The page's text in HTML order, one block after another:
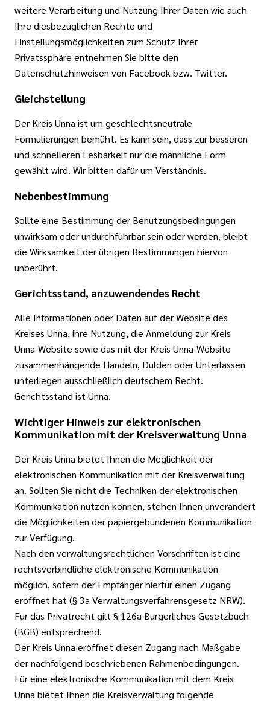
weitere Verarbeitung und Nutzung Ihrer Daten wie auch
Ihre diesbezüglichen Rechte und
Einstellungsmöglichkeiten zum Schutz Ihrer
Privatssphäre entnehmen Sie bitte den
Datenschutzhinweisen von Facebook bzw. Twitter.
Gleichstellung
Der Kreis Unna ist um geschlechtsneutrale
Formulierungen bemüht. Es kann sein, dass zur besseren
und schnelleren Lesbarkeit nur die männliche Form
gewählt wird. Wir bitten dafür um Verständnis.
Nebenbestimmung
Sollte eine Bestimmung der Benutzungsbedingungen
unwirksam oder undurchführbar sein oder werden, bleibt
die Wirksamkeit der übrigen Bestimmungen hiervon
unberührt.
Gerichtsstand, anzuwendendes Recht
Alle Informationen oder Daten auf der Website des
Kreises Unna, ihre Nutzung, die Anmeldung zur Kreis
Unna-Website sowie das mit der Kreis Unna-Website
zusammenhängende Handeln, Dulden oder Unterlassen
unterliegen ausschließlich deutschem Recht.
Gerichtsstand ist Unna.
Wichtiger Hinweis zur elektronischen
Kommunikation mit der Kreisverwaltung Unna
Der Kreis Unna bietet Ihnen die Möglichkeit der
elektronischen Kommunikation mit der Kreisverwaltung
an. Sollten Sie nicht die Techniken der elektronischen
Kommunikation nutzen können, stehen Ihnen unverändert
die Möglichkeiten der papiergebundenen Kommunikation
zur Verfügung.
Nach den verwaltungsrechtlichen Vorschriften ist eine
rechtsverbindliche elektronische Kommunikation
möglich, sofern der Empfänger hierfür einen Zugang
eröffnet hat (§ 3a Verwaltungsverfahrensgesetz NRW).
Für das Privatrecht gilt § 126a Bürgerliches Gesetzbuch
(BGB) entsprechend.
Der Kreis Unna eröffnet diesen Zugang nach Maßgabe
der nachfolgend beschriebenen Rahmenbedingungen.
Für eine elektronische Kommunikation mit dem Kreis
Unna bietet Ihnen die Kreisverwaltung folgende